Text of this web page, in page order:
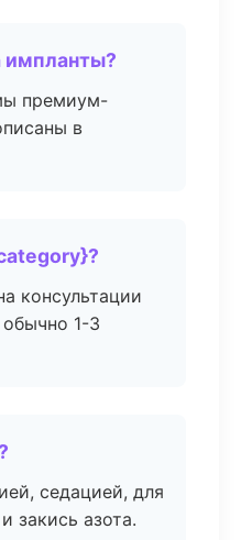
импланты?
премиум-
в
консультации
обычно 1-3
седацией, для
закись азота.